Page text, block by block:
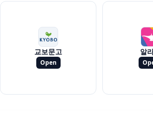
교보문고
Open
알